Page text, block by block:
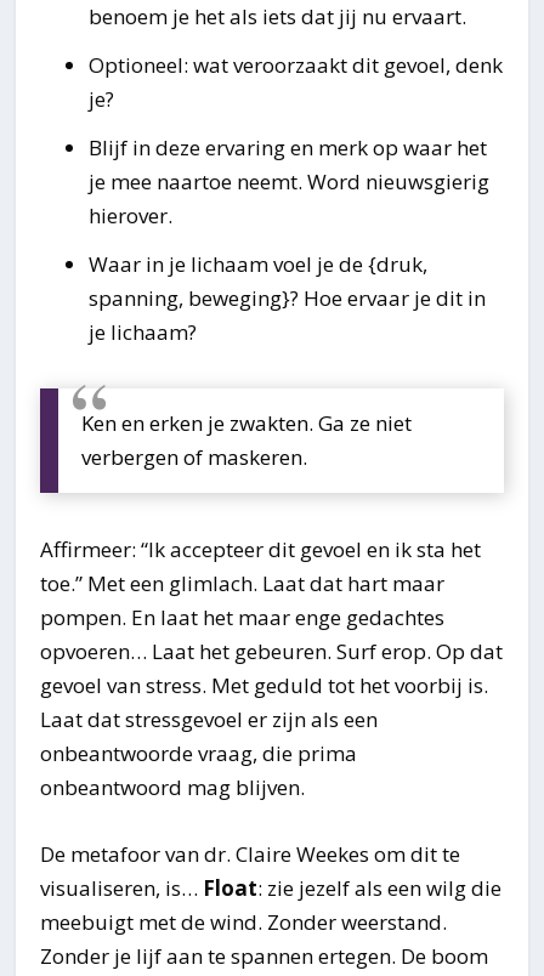
benoem je het als iets dat jij nu ervaart.
Optioneel: wat veroorzaakt dit gevoel, denk
je?
Blijf in deze ervaring en merk op waar het
je mee naartoe neemt. Word nieuwsgierig
hierover.
Waar in je lichaam voel je de {druk,
spanning, beweging}? Hoe ervaar je dit in
je lichaam?
Ken en erken je zwakten. Ga ze niet
verbergen of maskeren.
Affirmeer: “Ik accepteer dit gevoel en ik sta het
toe.” Met een glimlach. Laat dat hart maar
pompen. En laat het maar enge gedachtes
opvoeren… Laat het gebeuren. Surf erop. Op dat
gevoel van stress. Met geduld tot het voorbij is.
Laat dat stressgevoel er zijn als een
onbeantwoorde vraag, die prima
onbeantwoord mag blijven.
De metafoor van dr. Claire Weekes om dit te
visualiseren, is… Float: zie jezelf als een wilg die
meebuigt met de wind. Zonder weerstand.
Zonder je lijf aan te spannen ertegen. De boom